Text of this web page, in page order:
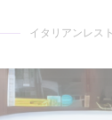
イタリアンレス